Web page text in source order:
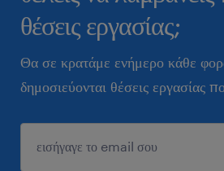
θέσεις εργασίας;
Θα σε κρατάμε ενήμερο κάθε
δημοσιεύονται θέσεις εργασίας